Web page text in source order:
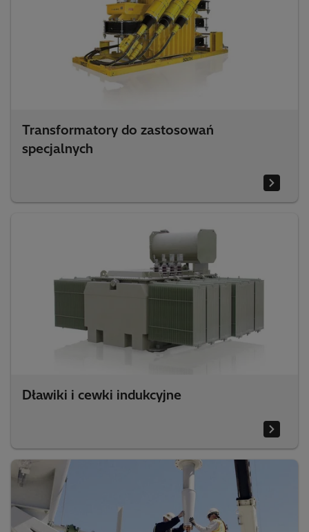
Transformatory do zastosowań
specjalnych
Dławiki i cewki indukcyjne